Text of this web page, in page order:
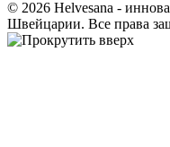
© 2026 Helvesana -
Швейцарии. Все права